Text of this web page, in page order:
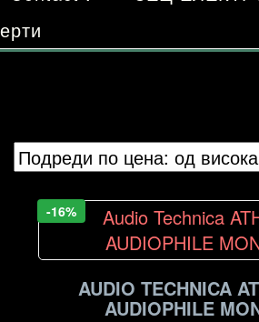
-16%
AUDIO TECHNICA
AUDIOPHILE